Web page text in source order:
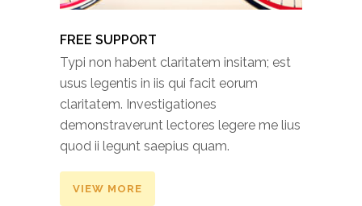
FREE SUPPORT
Typi non habent claritatem insitam; est
usus legentis in iis qui facit eorum
claritatem. Investigationes
demonstraverunt lectores legere me lius
quod ii legunt saepius quam.
VIEW MORE